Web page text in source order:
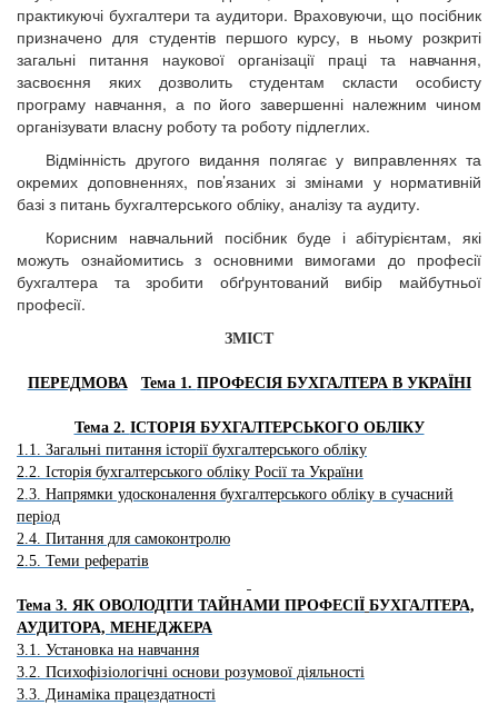
практикуючі бухгалтери та аудитори. Враховуючи, що посібник
призначено для студентів першого курсу, в ньому розкриті
загальні питання наукової організації праці та навчання,
засвоєння яких дозволить студентам скласти особисту
програму навчання, а по його завершенні належним чином
організувати власну роботу та роботу підлеглих.
Відмінність другого видання полягає у виправленнях та
окремих доповненнях, пов’язаних зі змінами у нормативній
базі з питань бухгалтерського обліку, аналізу та аудиту.
Корисним навчальний посібник буде і абітурієнтам, які
можуть ознайомитись з основними вимогами до професії
бухгалтера та зробити обґрунтований вибір майбутньої
професії.
ЗМІСТ
ПЕРЕДМОВА Тема 1. ПРОФЕСІЯ БУХГАЛТЕРА В УКРАЇНІ
Тема 2. ІСТОРІЯ БУХГАЛТЕРСЬКОГО ОБЛІКУ
1.1. Загальні питання історії бухгалтерського обліку
2.2. Історія бухгалтерського обліку Росії та України
2.3. Напрямки удосконалення бухгалтерського обліку в сучасний
період
2.4. Питання для самоконтролю
2.5. Теми рефератів
Тема 3. ЯК ОВОЛОДІТИ ТАЙНАМИ ПРОФЕСІЇ БУХГАЛТЕРА,
АУДИТОРА, МЕНЕДЖЕРА
3.1. Установка на навчання
3.2. Психофізіологічні основи розумової діяльності
3.3. Динаміка працездатності